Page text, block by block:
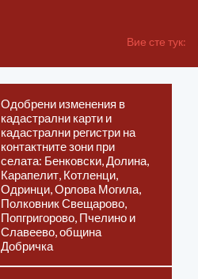
Вие сте тук:
Одобрени изменения в
кадастрални карти и
кадастрални регистри на
контактните зони при
селата: Бенковски, Долина,
Карапелит, Котленци,
Одринци, Орлова Могила,
Полковник Свещарово,
Попгригорово, Пчелино и
Славеево, община
Добричка